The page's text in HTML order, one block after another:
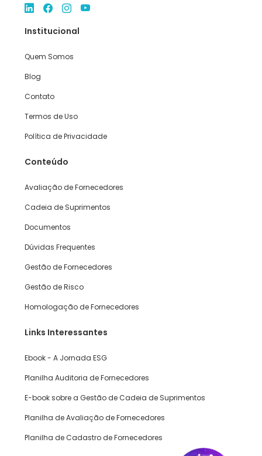
Institucional
Quem Somos
Blog
Contato
Termos de Uso
Política de Privacidade
Conteúdo
Avaliação de Fornecedores
Cadeia de Suprimentos
Documentos
Dúvidas Frequentes
Gestão de Fornecedores
Gestão de Risco
Homologação de Fornecedores
Links Interessantes
Ebook - A Jornada ESG
Planilha Auditoria de Fornecedores
E-book sobre a Gestão de Cadeia de Suprimentos
Planilha de Avaliação de Fornecedores
Planilha de Cadastro de Fornecedores